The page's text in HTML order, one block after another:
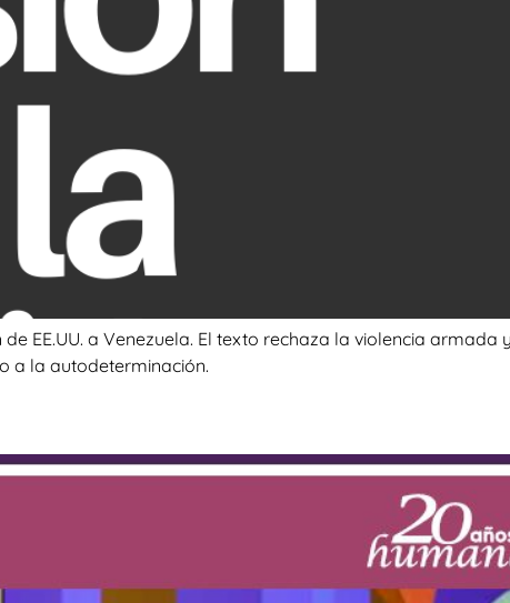
EE.UU. a Venezuela. El texto rechaza la violencia armada
a la autodeterminación.